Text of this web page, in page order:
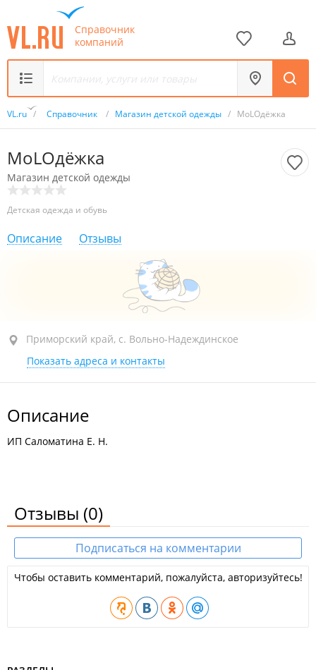
Справочник
компаний
VL.ru / Справочник / Магазин детской одежды / MoLOдёжка
MoLOдёжка
Магазин детской одежды
Детская одежда и обувь
Описание Отзывы
Приморский край, с. Вольно-Надеждинское, ул.
Рихарда Дрегиса, 1А стр. 2
Приморский край, с. Вольно-Надеждинское
Показать адреса и контакты
Описание
ИП Саломатина Е. Н.
Отзывы (0)
Подписаться на комментарии
Чтобы оставить комментарий, пожалуйста, авторизуйтесь!